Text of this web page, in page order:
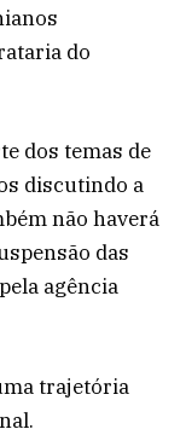
do
dos temas de
discutindo a
não haverá
das
agência
trajetória